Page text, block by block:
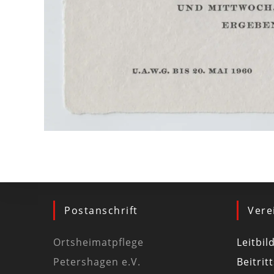
Postanschrift
Ortsheimatpflege
Petershagen e.V.